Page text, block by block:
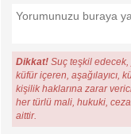
Dikkat! Suç teşkil edecek,
küfür içeren, aşağılayıcı,
kişilik haklarına zarar
her türlü mali, hukuki,
aittir.